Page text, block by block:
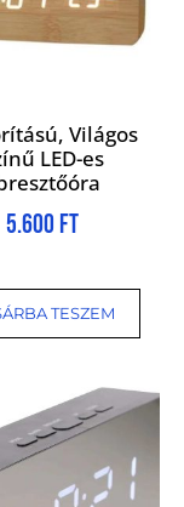
Világos
LED-es
5.600 Ft
TESZEM